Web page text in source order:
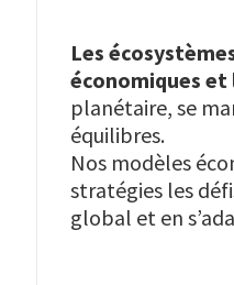
Les
économiques
planétaire, se
équilibres.
Nos modèles
stratégies les
global et en